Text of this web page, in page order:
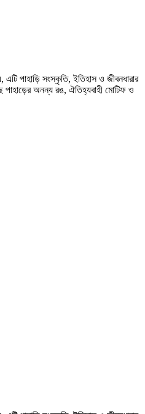
পাহাড়ি সংস্কৃতি, ইতিহাস ও জীবনধারার
পাহাড়ের অনন্য রঙ, ঐতিহ্যবাহী মোটিফ ও